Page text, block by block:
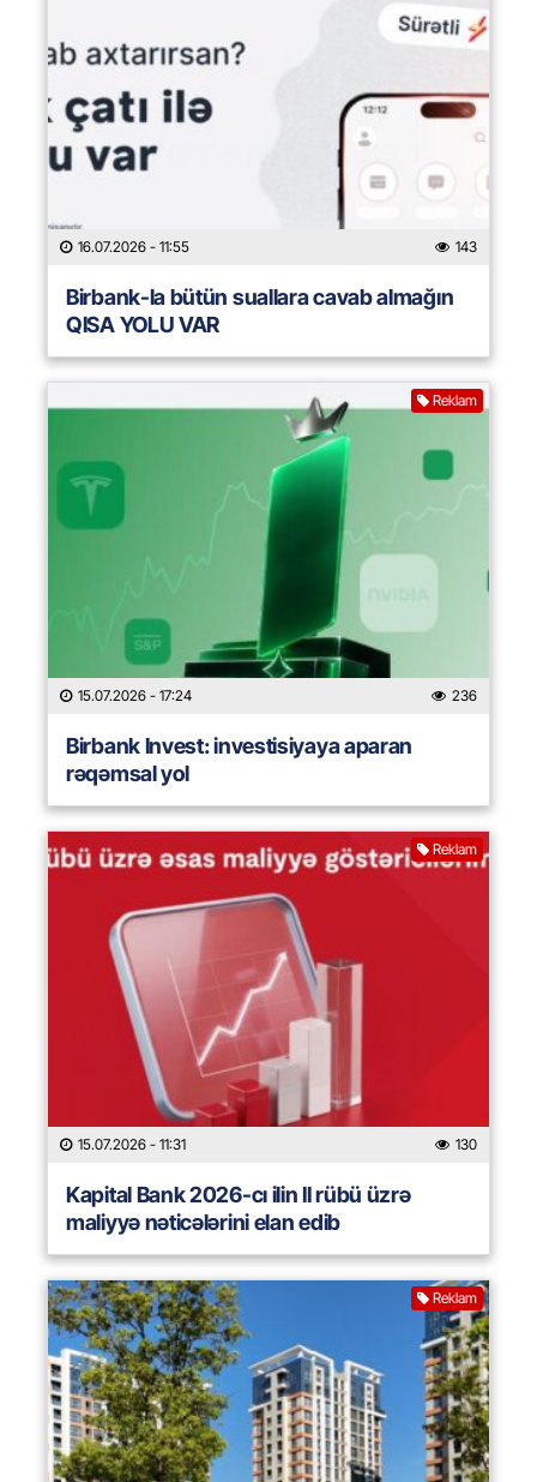
16.07.2026 - 11:55 143
Birbank-la bütün suallara cavab almağın
QISA YOLU VAR
Reklam
15.07.2026 - 17:24 236
Birbank Invest: investisiyaya aparan
rəqəmsal yol
Reklam
15.07.2026 - 11:31 130
Kapital Bank 2026-cı ilin II rübü üzrə
maliyyə nəticələrini elan edib
Reklam